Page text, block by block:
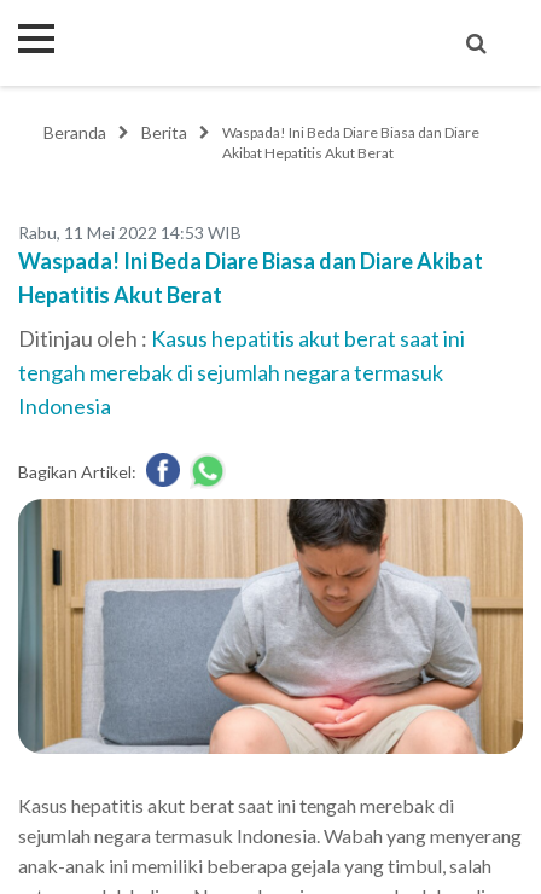
Beranda Berita
Waspada! Ini Beda Diare Biasa dan Diare
Akibat Hepatitis Akut Berat
Rabu, 11 Mei 2022 14:53 WIB
Waspada! Ini Beda Diare Biasa dan Diare Akibat
Hepatitis Akut Berat
Ditinjau oleh : Kasus hepatitis akut berat saat ini
tengah merebak di sejumlah negara termasuk
Indonesia
Bagikan Artikel:
Kasus hepatitis akut berat saat ini tengah merebak di
sejumlah negara termasuk Indonesia. Wabah yang menyerang
anak-anak ini memiliki beberapa gejala yang timbul, salah